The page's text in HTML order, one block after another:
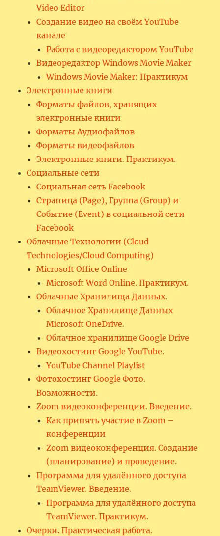
Video Editor
Создание видео на своём YouTube
канале
Работа с видеоредактором YouTube
Видеоредактор Windows Movie Maker
Windows Movie Maker: Практикум
Электронные книги
Форматы файлов, хранящих
электронные книги
Форматы Аудиофайлов
Форматы видеофайлов
Электронные книги. Практикум.
Социальные сети
Социальная сеть Facebook
Страница (Page), Группа (Group) и
Событие (Event) в социальной сети
Facebook
Облачные Технологии (Cloud
Technologies/Cloud Computing)
Microsoft Office Online
Microsoft Word Online. Практикум.
Облачные Хранилища Данных.
Облачное Хранилище Данных
Microsoft OneDrive.
Облачное хранилище Google Drive
Видеохостинг Google YouTube.
YouTube Channel Playlist
Фотохостинг Google Фото.
Возможности.
Zoom видеоконференции. Введение.
Как принять участие в Zoom –
конференции
Zoom видеоконференция. Создание
(планирование) и проведение.
Программа для удалённого доступа
TeamViewer. Введение.
Программа для удалённого доступа
TeamViewer. Практикум.
Очерки. Практическая работа.